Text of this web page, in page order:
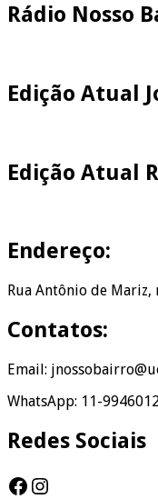
Rádio Nosso
Edição Atual
Edição Atual
Endereço:
Rua Antônio de Mariz,
Contatos:
Email:
WhatsApp: 11-
Redes Sociais
Facebook
Instagram